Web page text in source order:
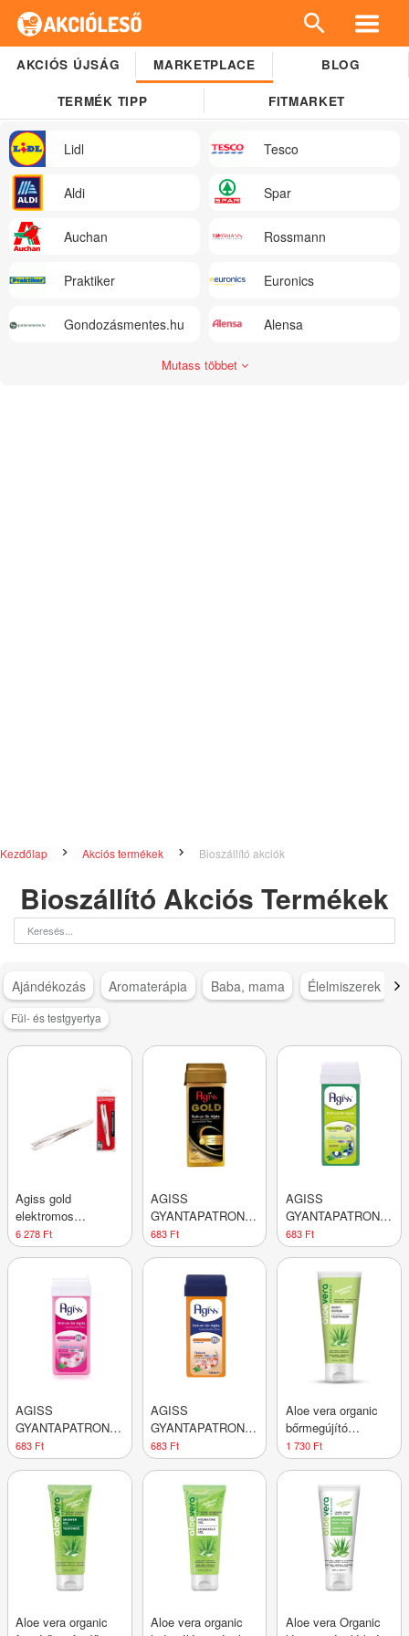
AKCIÓS ÚJSÁG MARKETPLACE BLOG
TERMÉK TIPP FITMARKET
Lidl Tesco
Aldi Spar
Auchan Rossmann
Praktiker Euronics
Gondozásmentes.hu Alensa
Mutass többet
Kezdőlap Akciós termékek Bioszállító akciók
Bioszállító Akciós Termékek
Ajándékozás Aromaterápia Baba, mama Élelmiszerek
Fül- és testgyertya
Agiss gold
elektromos
gyantázószett 1 db
6 278 Ft
AGISS
GYANTAPATRON
ARANY ÁPOLÓVAL
683 Ft
AGISS
GYANTAPATRON
BOROKABOGYÓVAL
683 Ft
AGISS
GYANTAPATRON
CSERESZNYEVIRÁG
683 Ft
AGISS
GYANTAPATRON
NORMÁL BŐRRE
683 Ft
Aloe vera organic
bőrmegújító
testradír 250 ml
1 730 Ft
Aloe vera organic
Aloe vera organic
Aloe vera Organic